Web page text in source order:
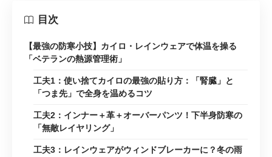
目次
【最強の防寒小技】カイロ・レインウェアで体温を操る
「ベテランの熱源管理術」
工夫1：使い捨てカイロの最強の貼り方：「腎臓」と
「つま先」で全身を温めるコツ
工夫2：インナー＋革＋オーバーパンツ！下半身防寒の
「無敵レイヤリング」
工夫3：レインウェアがウィンドブレーカーに？冬の雨